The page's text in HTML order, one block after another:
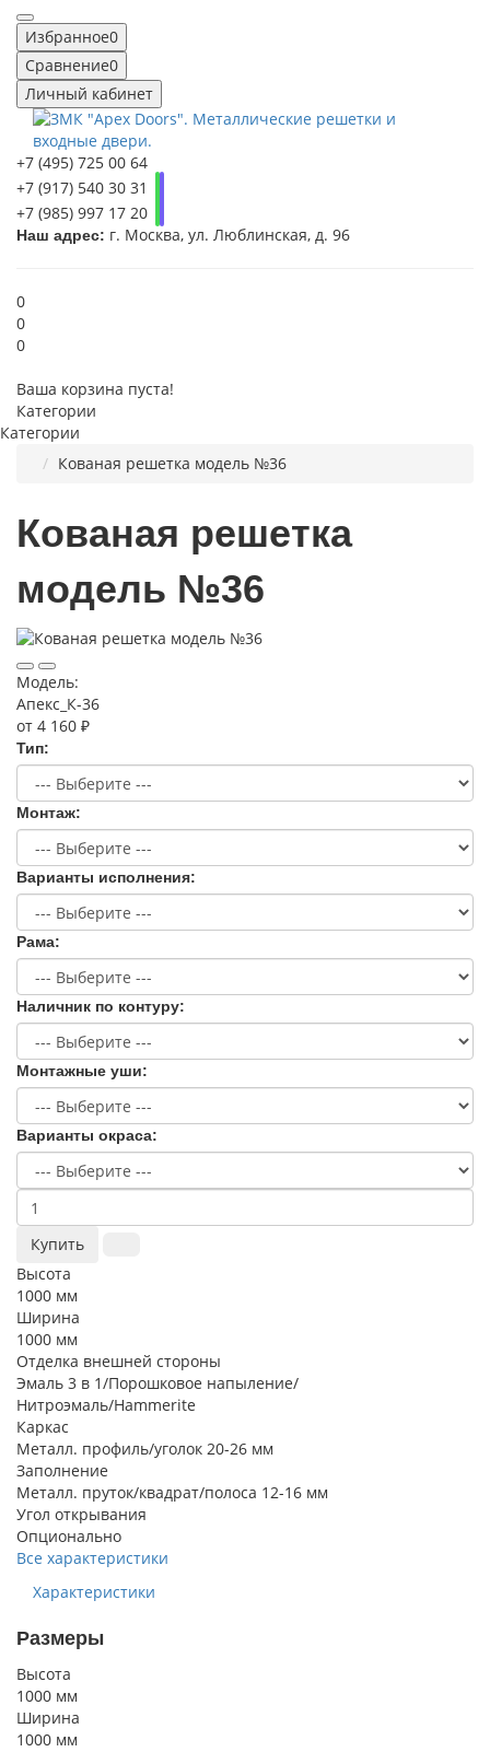
Избранное0
Сравнение0
Личный кабинет
+7 (495) 725 00 64
+7 (917) 540 30 31
+7 (985) 997 17 20
Наш адрес: г. Москва, ул. Люблинская, д. 96
0
0
0
Ваша корзина пуста!
Категории
Категории
Кованая решетка модель №36
Кованая решетка
модель №36
Модель:
Апекс_К-36
от 4 160 ₽
Тип:
Монтаж:
Варианты исполнения:
Рама:
Наличник по контуру:
Монтажные уши:
Варианты окраса:
Купить
Высота
1000 мм
Ширина
1000 мм
Отделка внешней стороны
Эмаль 3 в 1/Порошковое напыление/
Нитроэмаль/Hammerite
Каркас
Металл. профиль/уголок 20-26 мм
Заполнение
Металл. пруток/квадрат/полоса 12-16 мм
Угол открывания
Опционально
Все характеристики
Характеристики
Размеры
Высота
1000 мм
Ширина
1000 мм